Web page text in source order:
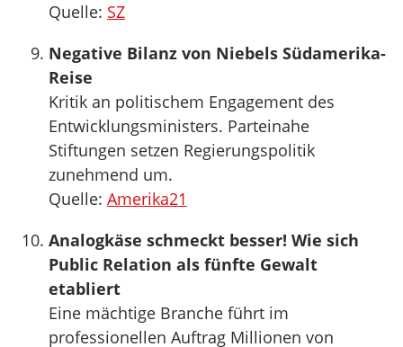
Quelle: SZ
Negative Bilanz von Niebels Südamerika-
Reise
Kritik an politischem Engagement des
Entwicklungsministers. Parteinahe
Stiftungen setzen Regierungspolitik
zunehmend um.
Quelle: Amerika21
Analogkäse schmeckt besser! Wie sich
Public Relation als fünfte Gewalt
etabliert
Eine mächtige Branche führt im
professionellen Auftrag Millionen von